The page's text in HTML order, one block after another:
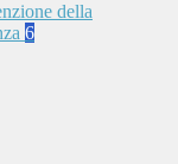
della
6